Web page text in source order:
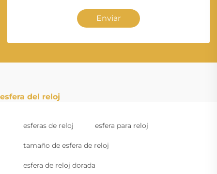
Enviar
esfera del reloj
esferas de reloj esfera para reloj
tamaño de esfera de reloj
esfera de reloj dorada